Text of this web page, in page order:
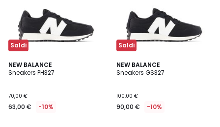
Saldi
NEW BALANCE
Sneakers PH327
70,00 €
63,00 € -10%
4,2
/ 5
2
Colori
Saldi
NEW BALANCE
Sneakers GS327
100,00 €
90,00 € -10%
4,3
/ 5
2
Colori